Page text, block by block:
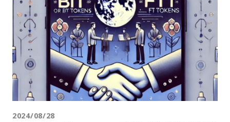
2024/08/28